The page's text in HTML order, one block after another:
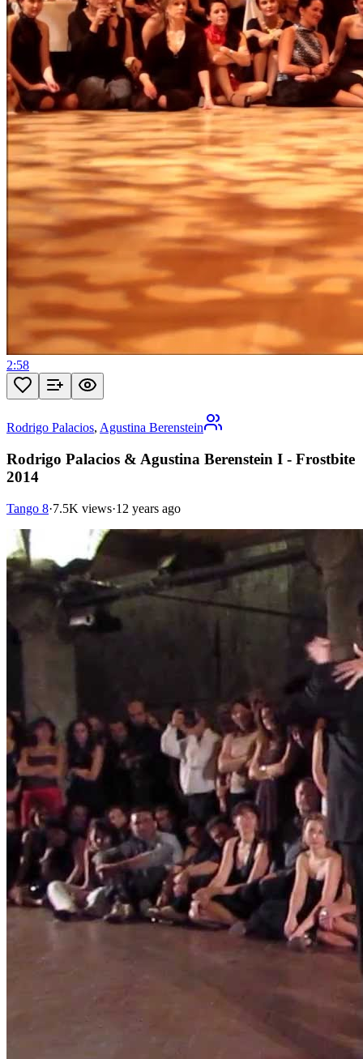
2:58
Rodrigo Palacios, Agustina Berenstein
Rodrigo Palacios & Agustina Berenstein I - Frostbite
2014
Tango 8·7.5K views·12 years ago